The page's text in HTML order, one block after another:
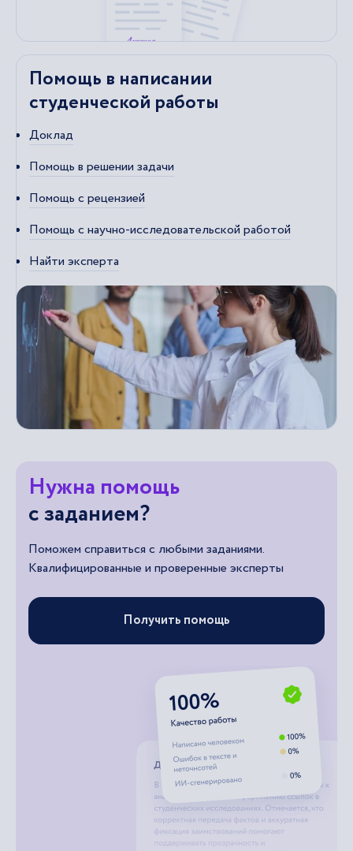
Помощь в написании
студенческой работы
Доклад
Помощь в решении задачи
Помощь с рецензией
Помощь с научно-исследовательской работой
Найти эксперта
Нужна помощь
с заданием?
Поможем справиться с любыми заданиями.
Квалифицированные и проверенные эксперты
Получить помощь